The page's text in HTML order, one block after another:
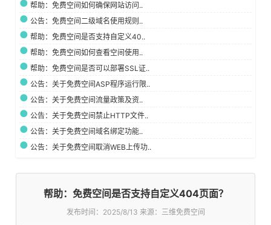
帮助：免费空间如何确保网站访问..
公告：免费空间二级域名使用规则..
帮助：免费空间是否支持自定义40..
帮助：免费空间如何查看空间使用..
帮助：免费空间是否可以部署SSL证..
公告：关于免费空间ASP程序运行限..
公告：关于免费空间流量政策及资..
公告：关于免费空间禁止HTTP文件..
公告：关于免费空间域名绑定功能..
公告：关于免费空间取消WEB上传功..
帮助：免费空间是否支持自定义404页面？
发布时间： 2025/8/13 来源：三维免费空间